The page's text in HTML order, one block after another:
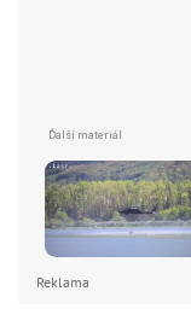
Reklama